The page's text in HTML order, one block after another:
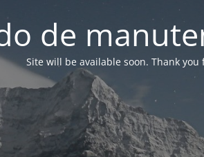
de
Site will be available soon. Thank